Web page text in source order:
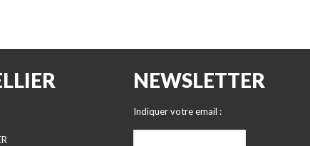
NEWSLETTER
Indiquer votre email :